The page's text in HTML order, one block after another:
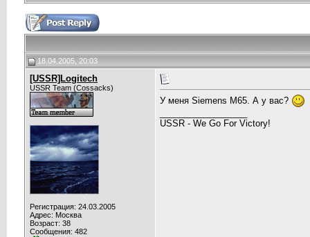
18.04.2005, 20:03
[USSR]Logitech
USSR Team (Cossacks)
Регистрация: 24.03.2005
Адрес: Москва
Возраст: 38
Сообщения: 482
У меня Siemens M65. А у вас?
USSR - We Go For Victory!